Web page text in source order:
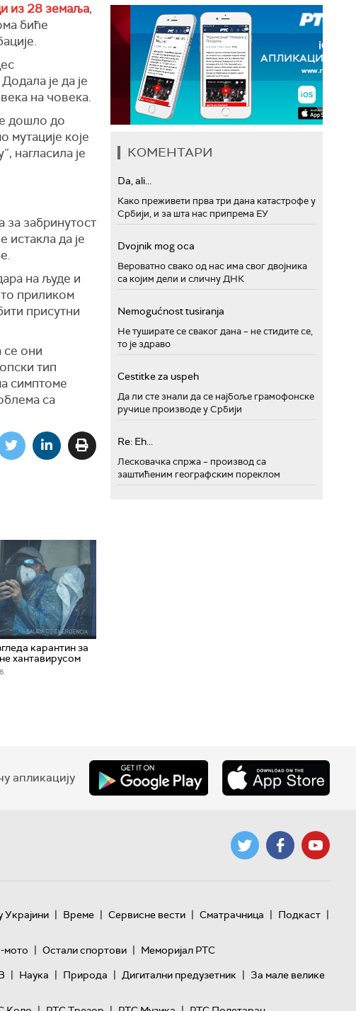
из 28 земаља,
биће
је да је
на човека.
дошло до
мутације које
нагласила је
за забринутост
истакла да је
на људе и
приликом
присутни
се они
тип
симптоме
са
карантин за
хантавирусом
КОМЕНТАРИ
Da, ali...
Како преживети прва три дана катастрофе у
Србији, и за шта нас припрема ЕУ
Dvojnik mog oca
Вероватно свако од нас има свог двојника
са којим дели и сличну ДНК
Nemogućnost tusiranja
Не туширате се сваког дана – не стидите се,
то је здраво
Cestitke za uspeh
Да ли сте знали да се најбоље грамофонске
ручице производе у Србији
Re: Eh...
Лесковачка спржа – производ са
заштићеним географским пореклом
апликацију
Украјини | Време | Сервисне вести | Сматрачница | Подкаст |
мото | Остали спортови | Меморијал РТС
| Наука | Природа | Дигитални предузетник | За мале велике